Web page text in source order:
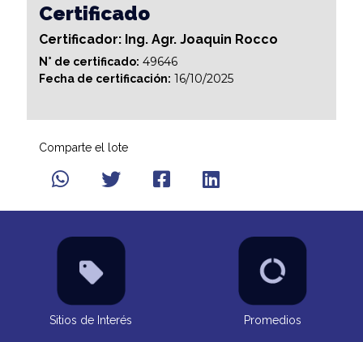
Certificado
Certificador: Ing. Agr. Joaquin Rocco
N° de certificado: 49646
Fecha de certificación: 16/10/2025
Comparte el lote
Sitios de Interés Promedios